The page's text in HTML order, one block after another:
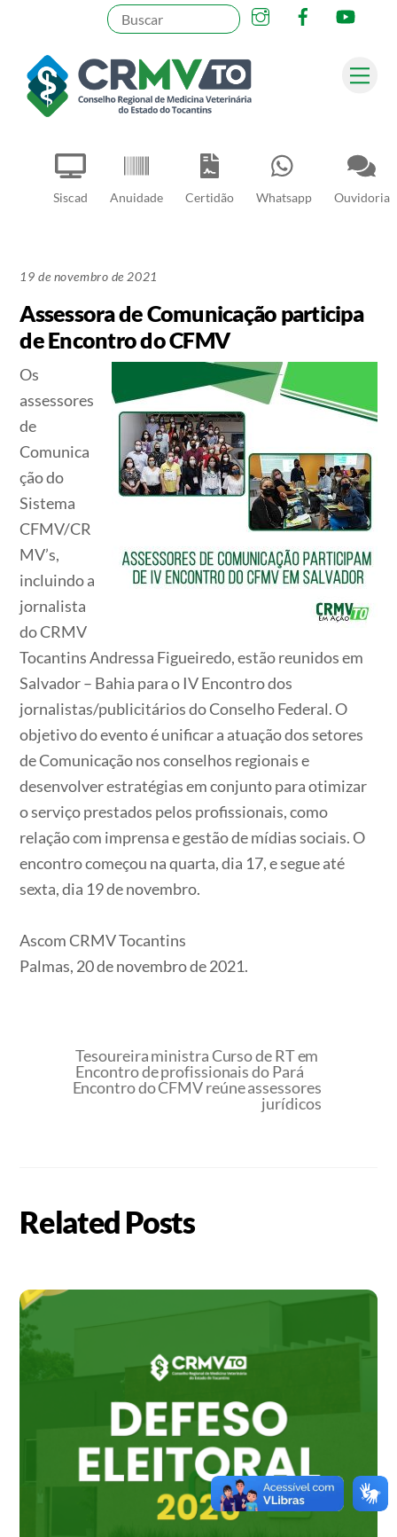
content
Siscad Anuidade Certidão Whatsapp Ouvidoria
InstagramFacebook
Pesquisar
19 de novembro de 2021
Assessora de Comunicação participa
de Encontro do CFMV
Os
assessores
de
Comunica
ção do
Sistema
CFMV/CR
MV’s,
incluindo a
jornalista
do CRMV
Tocantins Andressa Figueiredo, estão reunidos em
Salvador – Bahia para o IV Encontro dos
jornalistas/publicitários do Conselho Federal. O
objetivo do evento é unificar a atuação dos setores
de Comunicação nos conselhos regionais e
desenvolver estratégias em conjunto para otimizar
o serviço prestados pelos profissionais, como
relação com imprensa e gestão de mídias sociais. O
encontro começou na quarta, dia 17, e segue até
sexta, dia 19 de novembro.
Ascom CRMV Tocantins
Palmas, 20 de novembro de 2021.
Tesoureira ministra Curso de RT em
Encontro de profissionais do Pará
Encontro do CFMV reúne assessores
jurídicos
Related Posts